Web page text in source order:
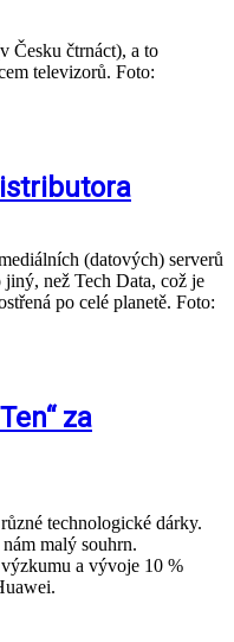
Česku čtrnáct), a to
televizorů. Foto:
(datových) serverů
než Tech Data, což je
po celé planetě. Foto:
za
technologické dárky.
malý souhrn.
a vývoje 10 %